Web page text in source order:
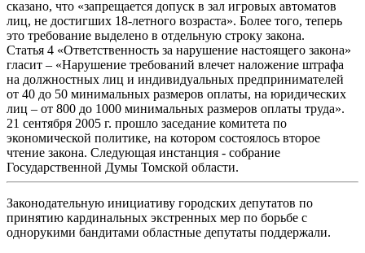
сказано, что «запрещается допуск в зал игровых автоматов
лиц, не достигших 18-летного возраста». Более того, теперь
это требование выделено в отдельную строку закона.
Статья 4 «Ответственность за нарушение настоящего закона»
гласит – «Нарушение требований влечет наложение штрафа
на должностных лиц и индивидуальных предпринимателей
от 40 до 50 минимальных размеров оплаты, на юридических
лиц – от 800 до 1000 минимальных размеров оплаты труда».
21 сентября 2005 г. прошло заседание комитета по
экономической политике, на котором состоялось второе
чтение закона. Следующая инстанция - собрание
Государственной Думы Томской области.
Законодательную инициативу городских депутатов по
принятию кардинальных экстренных мер по борьбе с
однорукими бандитами областные депутаты поддержали.